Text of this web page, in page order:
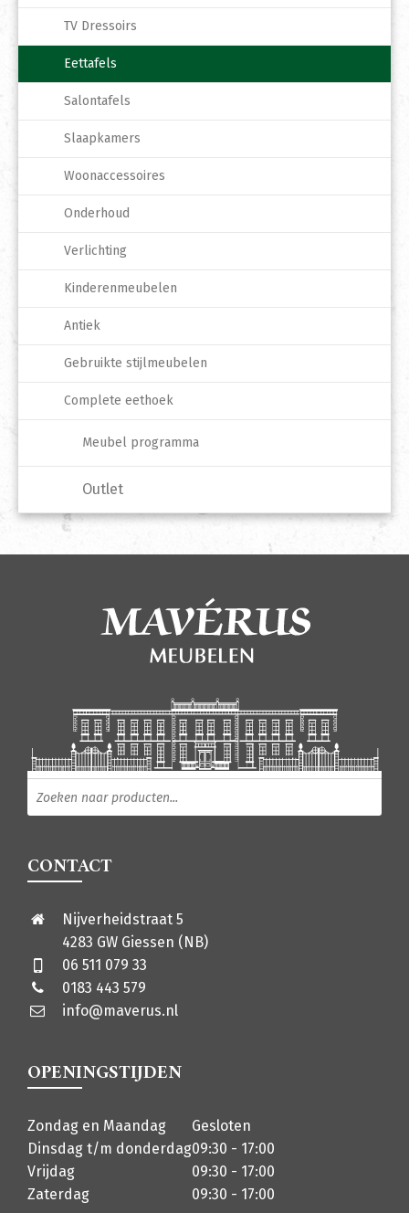
TV Dressoirs
Eettafels
Salontafels
Slaapkamers
Woonaccessoires
Onderhoud
Verlichting
Kinderenmeubelen
Antiek
Gebruikte stijlmeubelen
Complete eethoek
Meubel programma
Outlet
CONTACT
Nijverheidstraat 5
4283 GW Giessen (NB)
06 511 079 33
0183 443 579
info@maverus.nl
OPENINGSTIJDEN
Zondag en Maandag
Gesloten
Dinsdag t/m donderdag09:30 - 17:00
Vrijdag
09:30 - 17:00
Zaterdag
09:30 - 17:00